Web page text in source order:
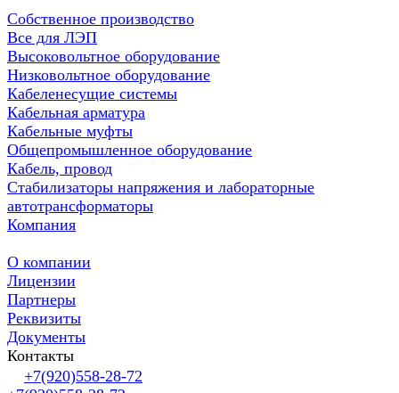
Собственное производство
Все для ЛЭП
Высоковольтное оборудование
Низковольтное оборудование
Кабеленесущие системы
Кабельная арматура
Кабельные муфты
Общепромышленное оборудование
Кабель, провод
Стабилизаторы напряжения и лабораторные
автотрансформаторы
Компания
О компании
Лицензии
Партнеры
Реквизиты
Документы
Контакты
+7(920)558-28-72